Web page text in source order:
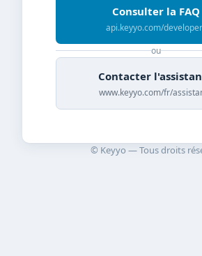
Consulter la FAQ
api.keyyo.com/
ou
Contacter
www.keyyo.com/fr/
© Keyyo — Tous droits